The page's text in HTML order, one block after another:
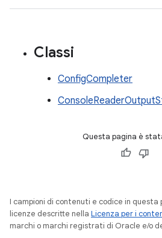
Classi
ConfigCompleter
Questa pagina è
I campioni di contenuti e codice in questa
licenze descritte nella Licenza per i
marchi o marchi registrati di Oracle e/o